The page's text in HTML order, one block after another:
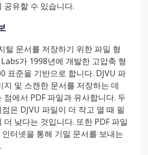
공유할 수 있습니다.
털 문서를 저장하기 위한 파일 형
가 1998년에 개발한 고압축 형
표준을 기반으로 합니다. DJVU 파
지 및 스캔한 문서를 저장하는 데
점에서 PDF 파일과 유사합니다. 두
은 DJVU 파일이 더 작고 열 때 필
더 낮다는 것입니다. 또한 PDF 파일
터넷을 통해 기밀 문서를 보내는